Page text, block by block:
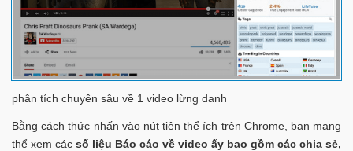
phân tích chuyên sâu về 1 video lừng danh
Bằng cách thức nhấn vào nút tiện thể ích trên Chrome, bạn mang
thể xem các số liệu Báo cáo về video ấy bao gồm các chia sẻ,